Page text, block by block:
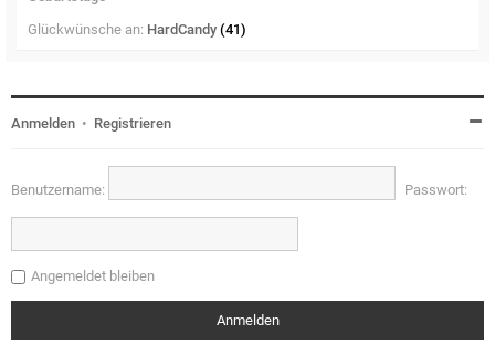
Glückwünsche an: HardCandy (41)
Anmelden • Registrieren
Benutzername: Passwort:
Angemeldet bleiben